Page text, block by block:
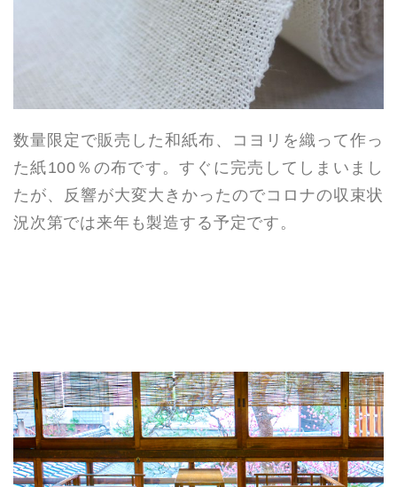
数量限定で販売した和紙布、コヨリを織って作っ
た紙100％の布です。すぐに完売してしまいまし
たが、反響が大変大きかったのでコロナの収束状
況次第では来年も製造する予定です。